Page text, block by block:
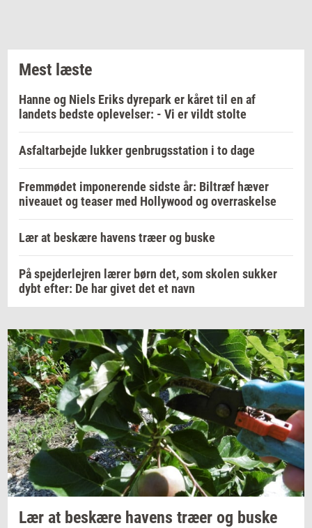
Mest læste
Hanne og Niels Eriks dyrepark er kåret til en af
landets bedste oplevelser: - Vi er vildt stolte
Asfaltarbejde lukker genbrugsstation i to dage
Fremmødet imponerende sidste år: Biltræf hæver
niveauet og teaser med Hollywood og overraskelse
Lær at beskære havens træer og buske
På spejderlejren lærer børn det, som skolen sukker
dybt efter: De har givet det et navn
Lær at be­skæ­re ha­vens træer og buske